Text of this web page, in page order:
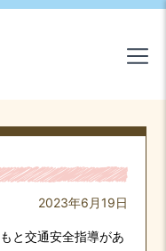
2023年6月19日
と交通安全指導があ